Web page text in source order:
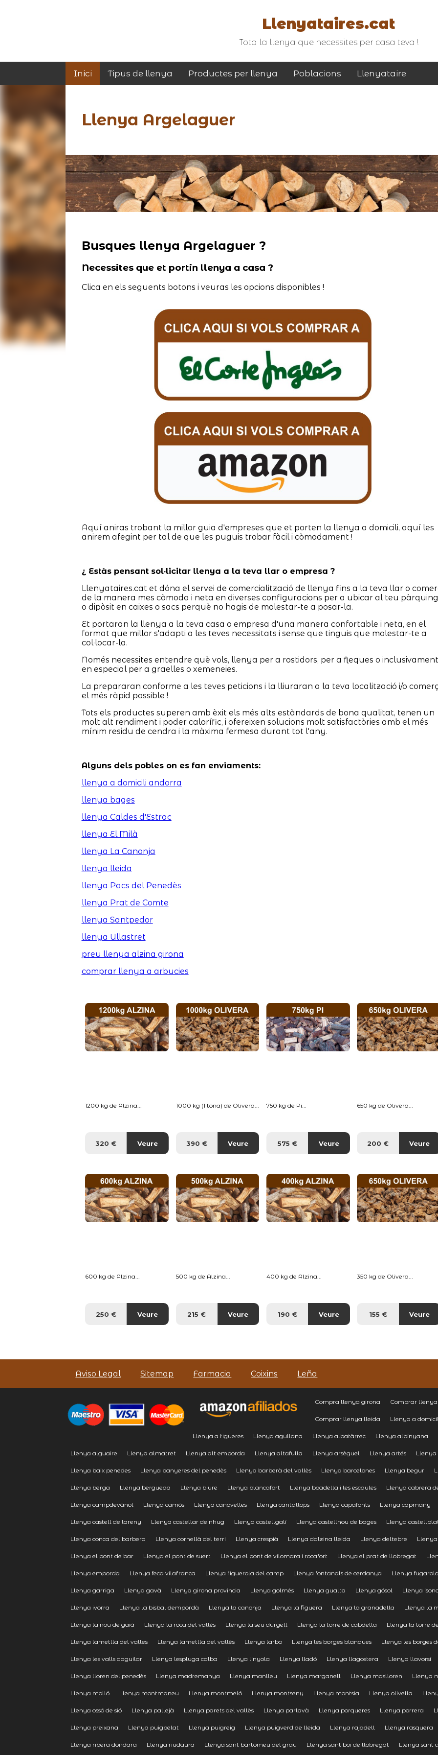
Llenyataires.cat
Tota la llenya que necessites per casa teva !
Inici Tipus de llenya Productes per llenya Poblacions Llenyataire
Llenya Argelaguer
Busques llenya Argelaguer ?
Necessites que et portin llenya a casa ?
Clica en els seguents botons i veuras les opcions disponibles !
Aquí aniras trobant la millor guia d'empreses que et porten la llenya a domicili, aquí les
anirem afegint per tal de que les puguis trobar fàcil i còmodament !
¿ Estàs pensant sol·licitar llenya a la teva llar o empresa ?
Llenyataires.cat et dóna el servei de comercialització de llenya fins a la teva llar o
de la manera mes còmoda i neta en diverses configuracions per a ubicar al teu pàrquing
o dipòsit en caixes o sacs perquè no hagis de molestar-te a posar-la.
Et portaran la llenya a la teva casa o empresa d'una manera confortable i neta, en el
format que millor s'adapti a les teves necessitats i sense que tinguis que molestar-te a
col·locar-la.
Només necessites entendre què vols, llenya per a rostidors, per a fleques o inclusivament
en especial per a graelles o xemeneies.
La prepararan conforme a les teves peticions i la lliuraran a la teva localització i/o
el més ràpid possible !
Tots els productes superen amb èxit els més alts estàndards de bona qualitat, tenen un
molt alt rendiment i poder calorífic, i ofereixen solucions molt satisfactòries amb el més
mínim residu de cendra i la màxima fermesa durant tot l'any.
Alguns dels pobles on es fan enviaments:
llenya a domicili andorra
llenya bages
llenya Caldes d'Estrac
llenya El Milà
llenya La Canonja
llenya lleida
llenya Pacs del Penedès
llenya Prat de Comte
llenya Santpedor
llenya Ullastret
preu llenya alzina girona
comprar llenya a arbucies
1200 kg de Alzina...
320 € Veure
1000 kg (1 tona) de Olivera...
390 € Veure
750 kg de Pi...
575 € Veure
650 kg de Olivera...
200 € Veure
600 kg de Alzina...
250 € Veure
500 kg de Alzina...
215 € Veure
400 kg de Alzina...
190 € Veure
350 kg de Olivera...
155 € Veure
Aviso Legal Sitemap Farmacia Coixins Leña
Compra llenya girona Comprar
Comprar llenya lleida Llenya a
Llenya a figueres Llenya agullana Llenya albatàrrec Llenya albinyana
Llenya alguaire Llenya almatret Llenya alt emporda Llenya altafulla Llenya arsèguel Llenya artés Llenya
Llenya baix penedes Llenya banyeres del penedès Llenya barberà del vallès Llenya barcelones Llenya begur
Llenya berga Llenya bergueda Llenya biure Llenya blancafort Llenya boadella i les escaules Llenya cabrera
Llenya campdevànol Llenya camós Llenya canovelles Llenya cantallops Llenya capafonts Llenya capmany
Llenya castell de lareny Llenya castellar de nhug Llenya castellgalí Llenya castellnou de bages Llenya
Llenya conca del barbera Llenya cornellà del terri Llenya crespià Llenya dalzina lleida Llenya deltebre
Llenya el pont de bar Llenya el pont de suert Llenya el pont de vilomara i rocafort Llenya el prat de llobregat
Llenya emporda Llenya feca vilafranca Llenya figuerola del camp Llenya fontanals de cerdanya Llenya
Llenya garriga Llenya gavà Llenya girona provincia Llenya golmés Llenya gualta Llenya gósol Llenya
Llenya ivorra Llenya la bisbal dempordà Llenya la canonja Llenya la figuera Llenya la granadella Llenya la
Llenya la nou de gaià Llenya la roca del vallès Llenya la seu durgell Llenya la torre de cabdella Llenya la torre
Llenya lametlla del valles Llenya lametlla del vallès Llenya larbo Llenya les borges blanques Llenya les borges
Llenya les valls daguilar Llenya lespluga calba Llenya linyola Llenya lladó Llenya llagostera Llenya llavorsí
Llenya lloren del penedès Llenya madremanya Llenya manlleu Llenya marganell Llenya maslloren Llenya
Llenya molló Llenya montmaneu Llenya montmeló Llenya montseny Llenya montsia Llenya olivella
Llenya ossó de sió Llenya pallejà Llenya parets del vallès Llenya parlavà Llenya porqueres Llenya porrera
Llenya preixana Llenya puigpelat Llenya puigreig Llenya puigverd de lleida Llenya rajadell Llenya rasquera
Llenya ribera dondara Llenya riudaura Llenya sant bartomeu del grau Llenya sant boi de llobregat Llenya sant